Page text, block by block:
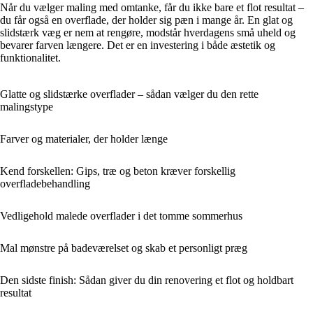
Når du vælger maling med omtanke, får du ikke bare et flot resultat –
du får også en overflade, der holder sig pæn i mange år. En glat og
slidstærk væg er nem at rengøre, modstår hverdagens små uheld og
bevarer farven længere. Det er en investering i både æstetik og
funktionalitet.
Glatte og slidstærke overflader – sådan vælger du den rette
malingstype
Farver og materialer, der holder længe
Kend forskellen: Gips, træ og beton kræver forskellig
overfladebehandling
Vedligehold malede overflader i det tomme sommerhus
Mal mønstre på badeværelset og skab et personligt præg
Den sidste finish: Sådan giver du din renovering et flot og holdbart
resultat